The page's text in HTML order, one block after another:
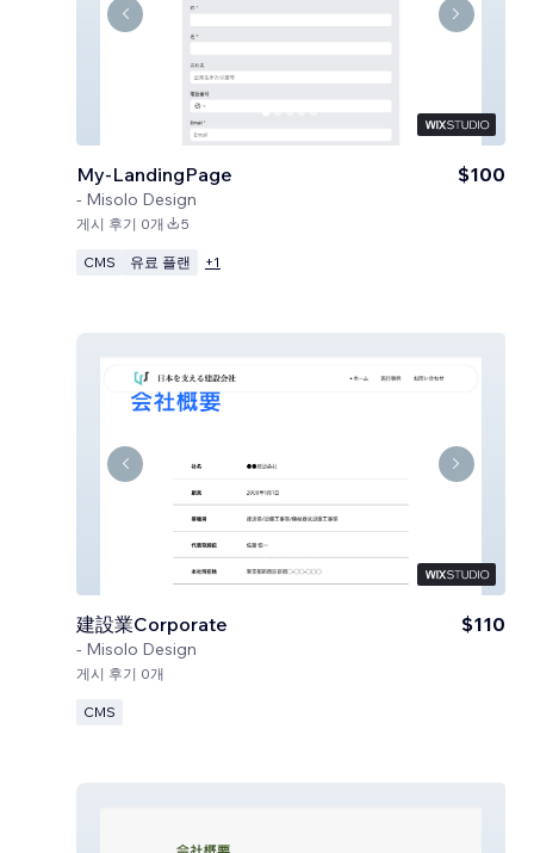
My-LandingPage
- Misolo Design
$100
게시 후기 0개 5
CMS 유료 플랜 +1
建設業Corporate
- Misolo Design
$110
게시 후기 0개
CMS